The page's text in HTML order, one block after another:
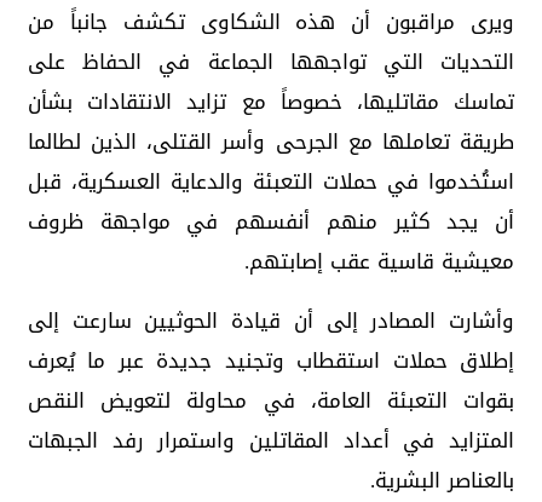
ويرى مراقبون أن هذه الشكاوى تكشف جانباً من
التحديات التي تواجهها الجماعة في الحفاظ على
تماسك مقاتليها، خصوصاً مع تزايد الانتقادات بشأن
طريقة تعاملها مع الجرحى وأسر القتلى، الذين لطالما
استُخدموا في حملات التعبئة والدعاية العسكرية، قبل
أن يجد كثير منهم أنفسهم في مواجهة ظروف
معيشية قاسية عقب إصابتهم.
وأشارت المصادر إلى أن قيادة الحوثيين سارعت إلى
إطلاق حملات استقطاب وتجنيد جديدة عبر ما يُعرف
بقوات التعبئة العامة، في محاولة لتعويض النقص
المتزايد في أعداد المقاتلين واستمرار رفد الجبهات
بالعناصر البشرية.